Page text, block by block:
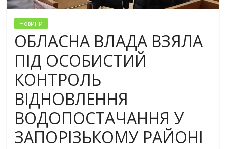
Новини
ОБЛАСНА ВЛАДА ВЗЯЛА
ПІД ОСОБИСТИЙ
КОНТРОЛЬ
ВІДНОВЛЕННЯ
ВОДОПОСТАЧАННЯ У
ЗАПОРІЗЬКОМУ РАЙОНІ